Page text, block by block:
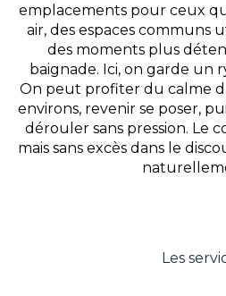
emplacements pour ceux
air, des espaces communs
des moments plus
baignade. Ici, on garde un
On peut profiter du calme
environs, revenir se poser,
dérouler sans pression. Le
mais sans excès dans le
Les